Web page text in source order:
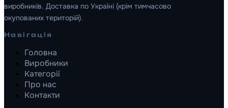
виробників. Доставка по Україні (крім тимчасово
окупованих територій).
Навігація
Головна
Виробники
Категорії
Про нас
Контакти